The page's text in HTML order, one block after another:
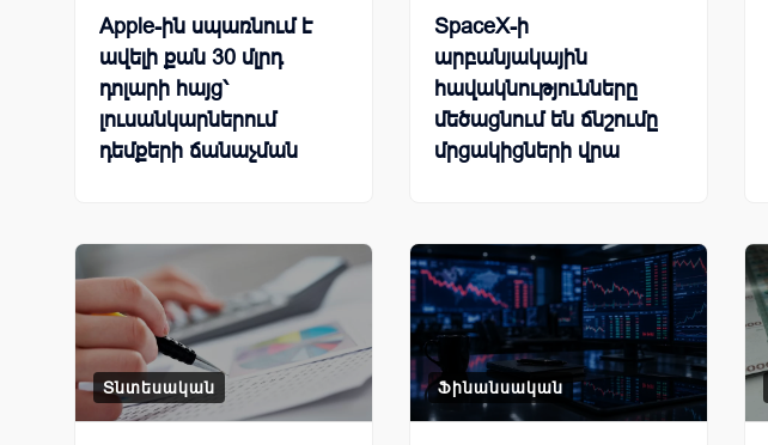
Apple-ին սպառնում է
ավելի քան 30 մլրդ
դոլարի հայց՝
լուսանկարներում
դեմքերի ճանաչման
SpaceX-ի
արբանյակային
հավակնությունները
մեծացնում են ճնշումը
մրցակիցների վրա
Տնտեսական Ֆինանսական